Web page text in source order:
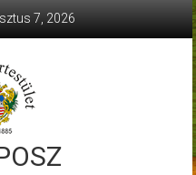
7, 2026